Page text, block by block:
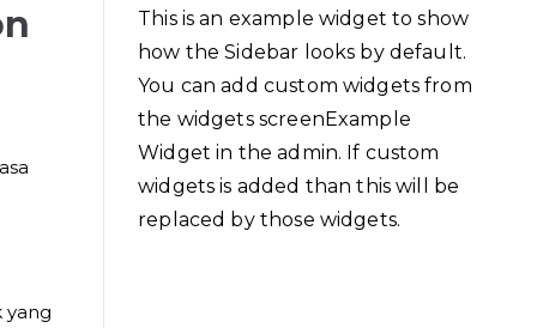
yang
This is an example widget to show
how the Sidebar looks by default.
You can add custom widgets from
the widgets screenExample
Widget in the admin. If custom
widgets is added than this will be
replaced by those widgets.